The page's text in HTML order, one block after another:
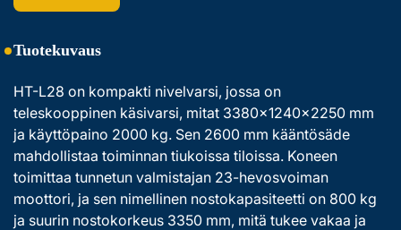
Tuotekuvaus
HT-L28 on kompakti nivelvarsi, jossa on
teleskooppinen käsivarsi, mitat 3380×1240×2250 mm
ja käyttöpaino 2000 kg. Sen 2600 mm kääntösäde
mahdollistaa toiminnan tiukoissa tiloissa. Koneen
toimittaa tunnetun valmistajan 23-hevosvoiman
moottori, ja sen nimellinen nostokapasiteetti on 800 kg
ja suurin nostokorkeus 3350 mm, mitä tukee vakaa ja